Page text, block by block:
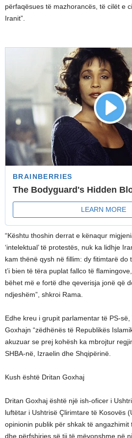
përfaqësues të mazhorancës, të cilët e
Iranit”.
“Kështu thoshin derrat e kënaqur
‘intelektual’ të protestës, nuk ka lidhje
kam thënë qysh në fillim: dy fitimtarë do
t’i bien të tëra puplat fallco të
bëhet më e fortë dhe qeverisja jonë që
ndjeshëm”, shkroi Rama.
Edhe kreu i grupit parlamentar të PS-
Goxhajn “zëdhënës të Republikës
akuzuar se prej kohësh ka mbrojtur
SHBA-në, Izraelin dhe Shqipërinë.
Kush është Dritan Goxhaj
Dritan Goxhaj është një ish-oficer i
luftëtar i Ushtrisë Çlirimtare të Kosovës
opinionin publik për shkak të
dhe përfshirjes së tij të mëvonshme në